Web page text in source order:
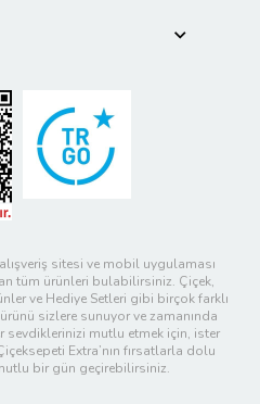
sitesi ve mobil uygulaması
tüm ürünleri bulabilirsiniz. Çiçek,
ve Hediye Setleri gibi birçok farklı
sizlere sunuyor ve zamanında
sevdiklerinizi mutlu etmek için, ister
Extra’nın fırsatlarla dolu
bir gün geçirebilirsiniz.